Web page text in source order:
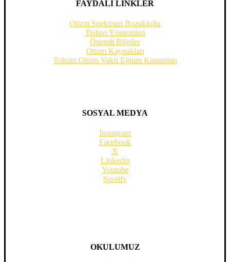
FAYDALI LİNKLER
Otizm Spektrum Bozukluğu
Tedavi Yöntemleri
Önemli Bilgiler
Otizm Kaynakları
Tohum Otizm Vakfı Eğitim Kurumları
SOSYAL MEDYA
Instagram
Facebook
X
Linkedin
Youtube
Spotify
OKULUMUZ